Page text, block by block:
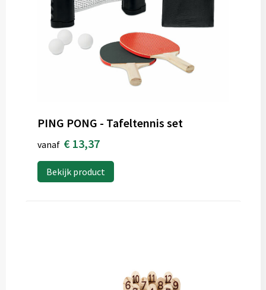
PING PONG - Tafeltennis set
vanaf € 13,37
Bekijk product